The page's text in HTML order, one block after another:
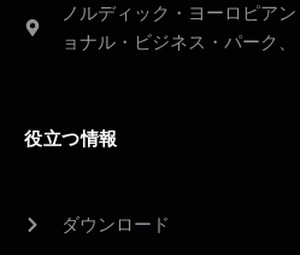
ノルディック・ヨーロピア
ョナル・ビジネス・パーク
役立つ情報
ダウンロード